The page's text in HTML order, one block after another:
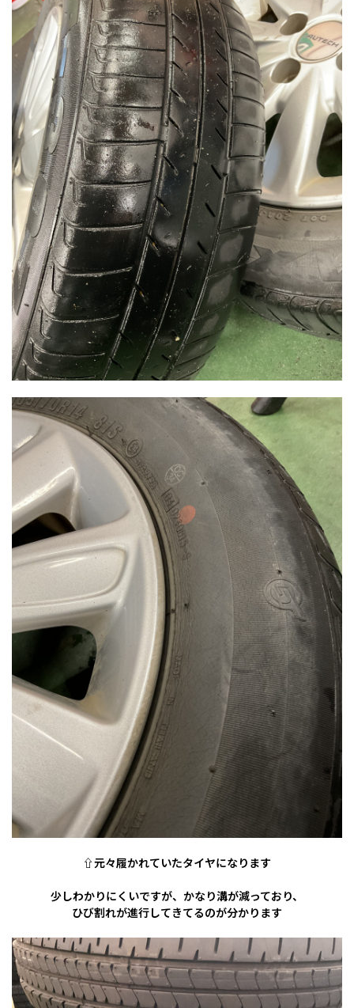
⇧元々履かれていたタイヤになります
少しわかりにくいですが、かなり溝が減っており、
ひび割れが進行してきてるのが分かります